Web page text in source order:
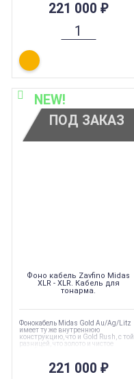
конструкции «литц». «Литц»
улучшает звучание в
делает его более захватывающим,
классической музыки.
221 000₽
ПОД ЗАКАЗ
NEW!
Фоно кабель Zavfino Midas
XLR - XLR. Кабель для
тонарма.
Фонокабель Midas Gold Au/Ag/Litz
имеет ту же внутреннюю
конструкцию, что и Gold Rush, с той
разницей, что золото и чистое
конструкции «литц». «Литц»
улучшает звучание в
221 000₽